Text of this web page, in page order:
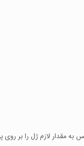
به مقدار لازم ژل را بر